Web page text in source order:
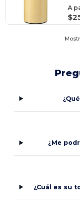
A
¿Me
¿Cuál es su